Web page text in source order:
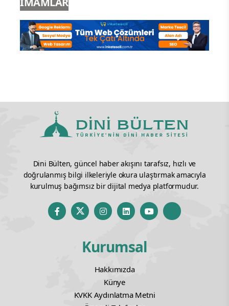
İMAMLAR
doğrulanmış bilgi ilkeleriyle okura ulaştırmak amacıyla
kurulmuş bağımsız bir dijital medya platformudur.
Kurumsal
Hakkımızda